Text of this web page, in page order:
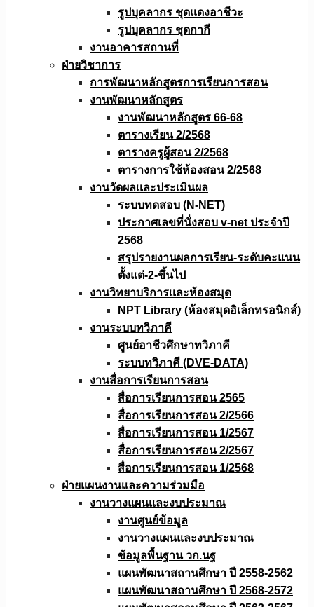
รูปบุคลากร ชุดแดงอาชีวะ
รูปบุคลากร ชุดกากี
งานอาคารสถานที่
ฝ่ายวิชาการ
การพัฒนาหลักสูตรการเรียนการสอน
งานพัฒนาหลักสูตร
งานพัฒนาหลักสูตร 66-68
ตารางเรียน 2/2568
ตารางครูผู้สอน 2/2568
ตารางการใช้ห้องสอน 2/2568
งานวัดผลเเละประเมินผล
ระบบทดสอบ (N-NET)
ประกาศเลขที่นั่งสอบ v-net ประจำปี
2568
สรุปรายงานผลการเรียน-ระดับคะแนน
ตั้งแต่-2-ขึ้นไป
งานวิทยาบริการเเละห้องสมุด
NPT Library (ห้องสมุดอิเล็กทรอนิกส์)
งานระบบทวิภาคี
ศูนย์อาชีวศึกษาทวิภาคี
ระบบทวิภาคี (DVE-DATA)
งานสื่อการเรียนการสอน
สื่อการเรียนการสอน 2565
สื่อการเรียนการสอน 2/2566
สื่อการเรียนการสอน 1/2567
สื่อการเรียนการสอน 2/2567
สื่อการเรียนการสอน 1/2568
ฝ่ายแผนงานเเละความร่วมมือ
งานวางแผนเเละงบประมาณ
งานศูนย์ข้อมูล
งานวางแผนและงบประมาณ
ข้อมูลพื้นฐาน วก.นฐ
แผนพัฒนาสถานศึกษา ปี 2558-2562
แผนพัฒนาสถานศึกษา ปี 2568-2572